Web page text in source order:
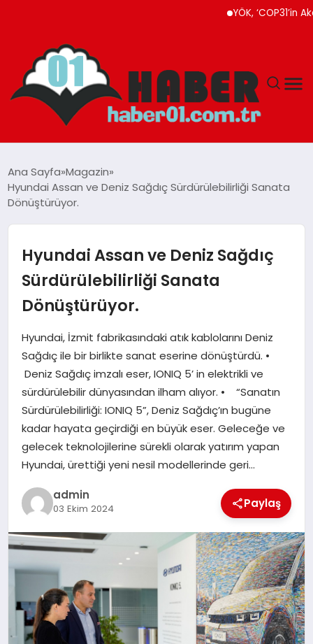
YÖK, ‘COP31’in
ADANA
GÜNDEM
MAGAZIN
EĞITIM
TEKNOLOJI
Ana Sayfa Magazin
Hyundai Assan ve Deniz Sağdıç Sürdürülebilirliği Sanata
Dönüştürüyor.
Hyundai Assan ve Deniz Sağdıç
Sürdürülebilirliği Sanata
Dönüştürüyor.
Hyundai, İzmit fabrikasındaki atık kablolarını Deniz
Sağdıç ile bir birlikte sanat eserine dönüştürdü. •
Deniz Sağdıç imzalı eser, IONIQ 5’ in elektrikli ve
sürdürülebilir dünyasından ilham alıyor. • “Sanatın
Sürdürülebilirliği: IONIQ 5”, Deniz Sağdıç’ın bugüne
kadar hayata geçirdiği en büyük eser. Geleceğe ve
gelecek teknolojilerine sürekli olarak yatırım yapan
Hyundai, ürettiği yeni nesil modellerinde geri…
admin
03 Ekim 2024 Paylaş